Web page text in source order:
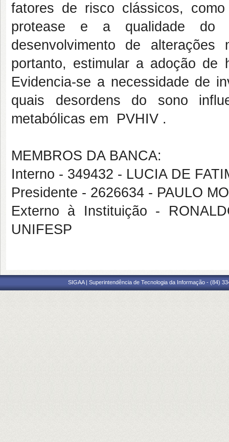
fatores de risco clássicos,
protease e a qualidade do
desenvolvimento de alterações
portanto, estimular a adoção de
Evidencia-se a necessidade de
quais desordens do sono
metabólicas em PVHIV .
MEMBROS DA BANCA:
Interno - 349432 - LUCIA DE
Presidente - 2626634 - PAULO
Externo à Instituição -
UNIFESP
SIGAA | Superintendência de Tecnologia da Informação - (84)